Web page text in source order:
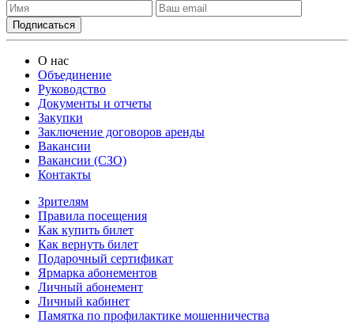
О нас
Объединение
Руководство
Документы и отчеты
Закупки
Заключение договоров аренды
Вакансии
Вакансии (СЗО)
Контакты
Зрителям
Правила посещения
Как купить билет
Как вернуть билет
Подарочный сертификат
Ярмарка абонементов
Личный абонемент
Личный кабинет
Памятка по профилактике мошенничества